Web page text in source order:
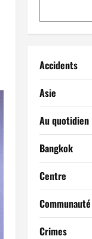
Accidents
Asie
Au quotidien
Bangkok
Centre
Communauté
Crimes